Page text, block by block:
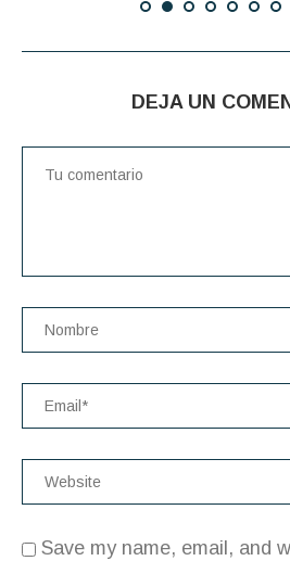
DEJA UN
Save my name, email, and